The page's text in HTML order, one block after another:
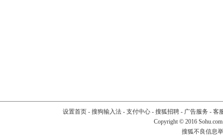
设置首页- 搜狗输入法- 支付中心- 搜狐招聘- 广告服务 - 客
Copyright © 2016
搜狐不良信息